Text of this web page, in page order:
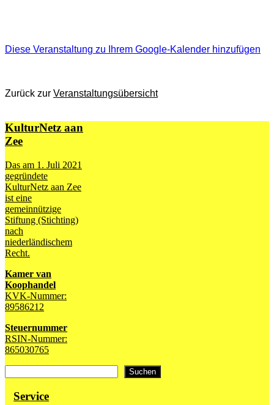
Diese Veranstaltung zu Ihrem Google-Kalender hinzufügen
Zurück zur Veranstaltungsübersicht
KulturNetz aan
Zee
Das am 1. Juli 2021
gegründete
KulturNetz aan Zee
ist eine
gemeinnützige
Stiftung (Stichting)
nach
niederländischem
Recht.
Kamer van
Koophandel
KVK-Nummer:
89586212
Steuernummer
RSIN-Nummer:
865030765
Suchen
Service